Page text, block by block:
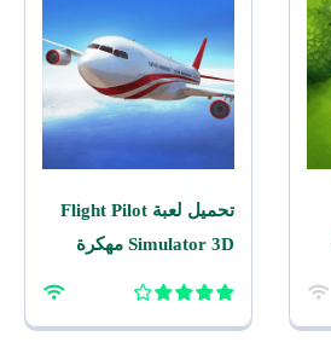
تحميل لعبة Flight Pilot
Simulator 3D مهكرة